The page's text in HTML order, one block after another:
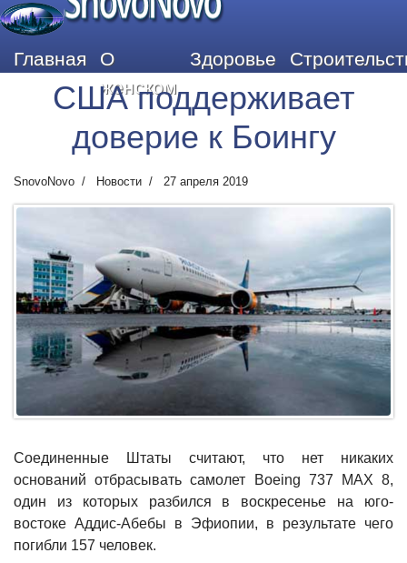
Главная
О
женском
Здоровье
США поддерживает
доверие к Боингу
SnovoNovo Новости 27 апреля 2019
Соединенные Штаты считают, что нет никаких
оснований отбрасывать самолет Boeing 737 MAX 8,
один из которых разбился в воскресенье на юго-
востоке Аддис-Абебы в Эфиопии, в результате чего
погибли 157 человек.